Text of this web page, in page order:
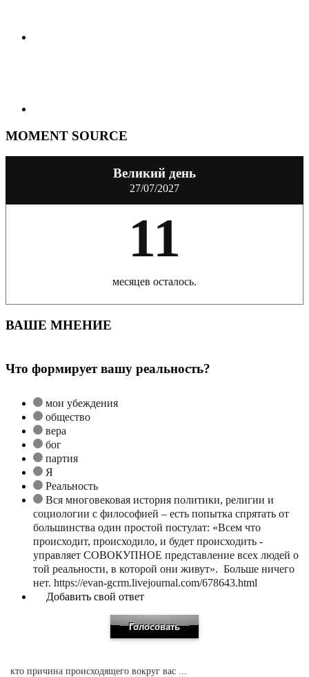
MOMENT SOURCE
Великий день
27/07/2027
11
месяцев осталось.
ВАШЕ МНЕНИЕ
Что формирует вашу реальность?
мои убеждения
общество
вера
бог
партия
Я
Реальность
Вся многовековая история политики, религии и
социологии с философией – есть попытка спрятать от
большинства один простой постулат: «Всем что
происходит, происходило, и будет происходить -
управляет СОВОКУПНОЕ представление всех людей о
той реальности, в которой они живут». Больше ничего
нет. https://evan-gcrm.livejournal.com/678643.html
Добавить свой ответ
кто причина происходящего вокруг вас ...